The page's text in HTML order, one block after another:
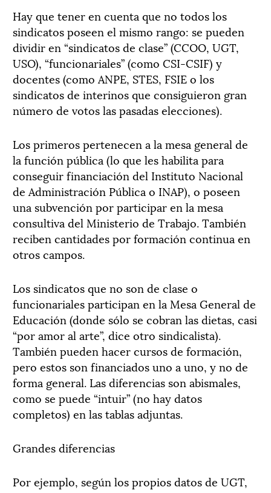
Hay que tener en cuenta que no todos los
sindicatos poseen el mismo rango: se pueden
dividir en “sindicatos de clase” (CCOO, UGT,
USO), “funcionariales” (como CSI-CSIF) y
docentes (como ANPE, STES, FSIE o los
sindicatos de interinos que consiguieron gran
número de votos las pasadas elecciones).
Los primeros pertenecen a la mesa general de
la función pública (lo que les habilita para
conseguir financiación del Instituto Nacional
de Administración Pública o INAP), o poseen
una subvención por participar en la mesa
consultiva del Ministerio de Trabajo. También
reciben cantidades por formación continua en
otros campos.
Los sindicatos que no son de clase o
funcionariales participan en la Mesa General de
Educación (donde sólo se cobran las dietas, casi
“por amor al arte”, dice otro sindicalista).
También pueden hacer cursos de formación,
pero estos son financiados uno a uno, y no de
forma general. Las diferencias son abismales,
como se puede “intuir” (no hay datos
completos) en las tablas adjuntas.
Grandes diferencias
Por ejemplo, según los propios datos de UGT,